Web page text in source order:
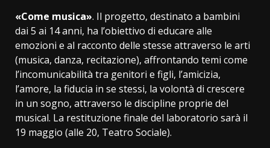
«Come musica». Il progetto, destinato a bambini
dai 5 ai 14 anni, ha l’obiettivo di educare alle
emozioni e al racconto delle stesse attraverso le arti
(musica, danza, recitazione), affrontando temi come
l’incomunicabilità tra genitori e figli, l’amicizia,
l’amore, la fiducia in se stessi, la volontà di crescere
in un sogno, attraverso le discipline proprie del
musical. La restituzione finale del laboratorio sarà il
19 maggio (alle 20, Teatro Sociale).